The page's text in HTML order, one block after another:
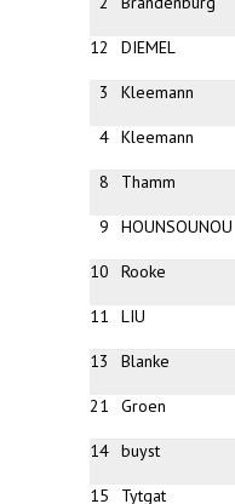
12 DIEMEL
3 Kleemann
4 Kleemann
8 Thamm
9 HOUNSOUNOU
10 Rooke
11 LIU
13 Blanke
21 Groen
14 buyst
15 Tytgat